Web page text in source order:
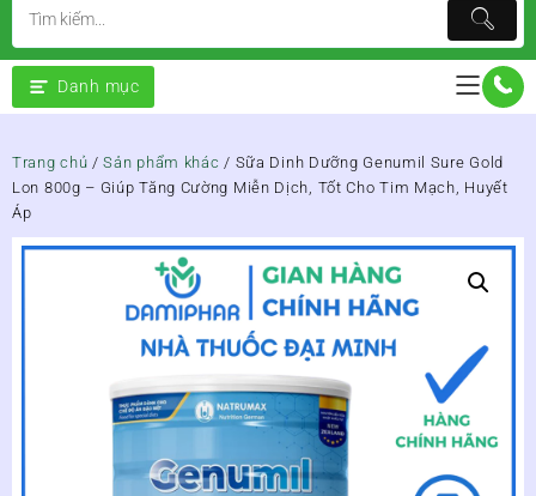
Danh mục
Trang chủ /Sản phẩm khác / Sữa Dinh Dưỡng Genumil Sure Gold
Lon 800g – Giúp Tăng Cường Miễn Dịch, Tốt Cho Tim Mạch, Huyết
Áp